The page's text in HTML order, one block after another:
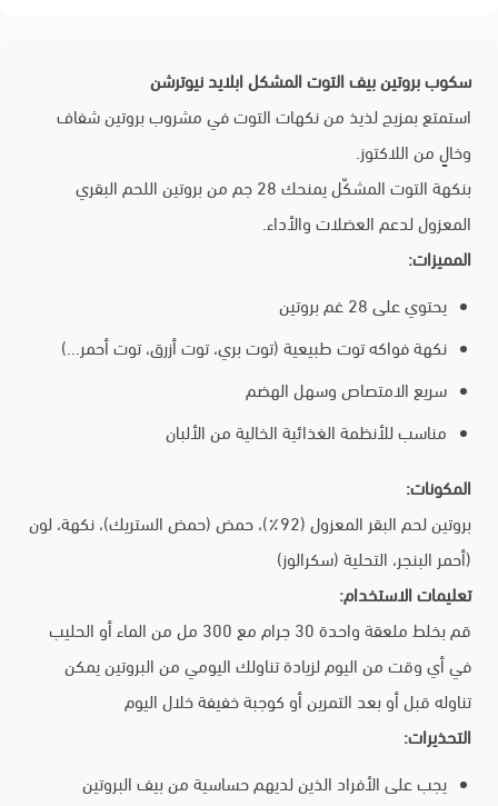
سكوب بروتين بيف التوت المشكل ابلايد نيوترشن
استمتع بمزيج لذيذ من نكهات التوت في مشروب بروتين شفاف
وخالٍ من اللاكتوز.
بنكهة التوت المشكّل يمنحك 28 جم من بروتين اللحم البقري
المعزول لدعم العضلات والأداء.
المميزات:
يحتوي على 28 غم بروتين
نكهة فواكه توت طبيعية (توت بري، توت أزرق، توت أحمر...)
سريع الامتصاص وسهل الهضم
مناسب للأنظمة الغذائية الخالية من الألبان
المكونات:
بروتين لحم البقر المعزول (92٪)، حمض (حمض الستريك)، نكهة، لون
(أحمر البنجر، التحلية (سكرالوز)
تعليمات الاستخدام:
قم بخلط ملعقة واحدة 30 جرام مع 300 مل من الماء أو الحليب
في أي وقت من اليوم لزيادة تناولك اليومي من البروتين يمكن
تناوله قبل أو بعد التمرين أو كوجبة خفيفة خلال اليوم
التحذيرات:
يجب على الأفراد الذين لديهم حساسية من بيف البروتين